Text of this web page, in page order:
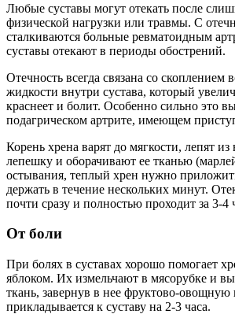
Любые суставы могут отекать после
физической нагрузки или травмы. С
сталкиваются больные ревматоидным
суставы отекают в периоды обострений.
Отечность всегда связана со скоплением
жидкости внутри сустава, который
краснеет и болит. Особенно сильно это
подагрическом артрите, имеющем
Корень хрена варят до мягкости, лепят
лепешку и оборачивают ее тканью
остывания, теплый хрен нужно
держать в течение нескольких минут.
почти сразу и полностью проходит за 3-4
От боли
При болях в суставах хорошо помогает
яблоком. Их измельчают в мясорубке и
ткань, завернув в нее фруктово-
прикладывается к суставу на 2-3 часа.